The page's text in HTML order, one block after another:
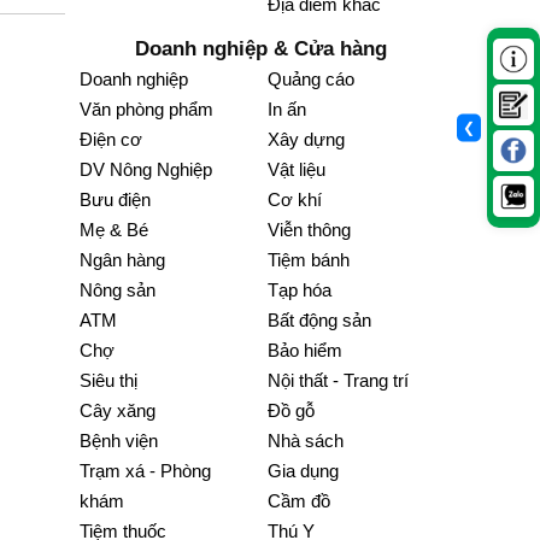
❮
Doanh nghiệp & Cửa hàng
Doanh nghiệp
Văn phòng phẩm
Điện cơ
DV Nông Nghiệp
Bưu điện
Mẹ & Bé
Ngân hàng
Nông sản
ATM
Chợ
Siêu thị
Cây xăng
Bệnh viện
Trạm xá - Phòng
khám
Tiệm thuốc
Quảng cáo
In ấn
Xây dựng
Vật liệu
Cơ khí
Viễn thông
Tiệm bánh
Tạp hóa
Bất động sản
Bảo hiểm
Nội thất - Trang trí
Đồ gỗ
Nhà sách
Gia dụng
Cầm đồ
Thú Y